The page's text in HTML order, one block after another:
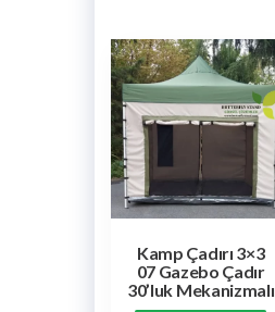
Kamp Çadırı 3×3
07 Gazebo Çadır
30’luk Mekanizmalı